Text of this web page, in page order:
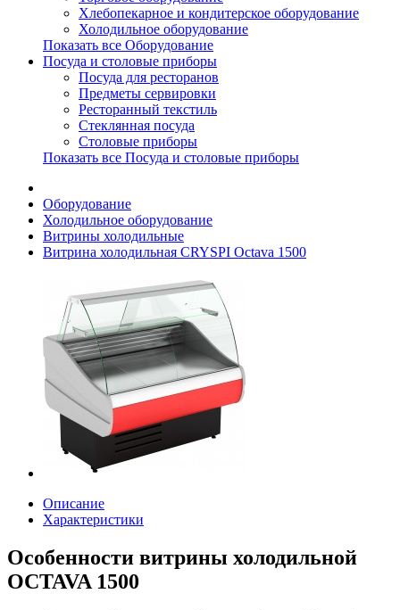
Хлебопекарное и кондитерское оборудование
Холодильное оборудование
Показать все Оборудование
Посуда и столовые приборы
Посуда для ресторанов
Предметы сервировки
Ресторанный текстиль
Стеклянная посуда
Столовые приборы
Показать все Посуда и столовые приборы
Оборудование
Холодильное оборудование
Витрины холодильные
Витрина холодильная CRYSPI Octava 1500
Описание
Характеристики
Особенности витрины холодильной
OCTAVA 1500